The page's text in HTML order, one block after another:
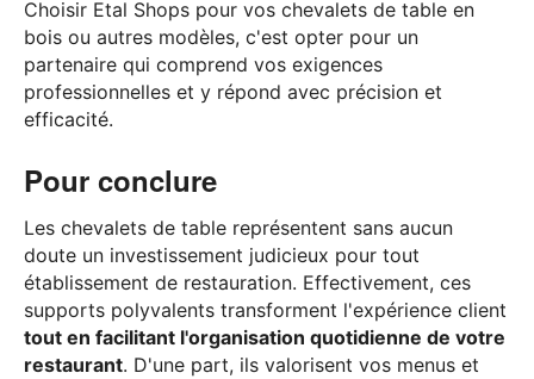
Choisir Etal Shops pour vos chevalets de table en
bois ou autres modèles, c'est opter pour un
partenaire qui comprend vos exigences
professionnelles et y répond avec précision et
efficacité.
Pour conclure
Les chevalets de table représentent sans aucun
doute un investissement judicieux pour tout
établissement de restauration. Effectivement, ces
supports polyvalents transforment l'expérience client
tout en facilitant l'organisation quotidienne de votre
restaurant. D'une part, ils valorisent vos menus et